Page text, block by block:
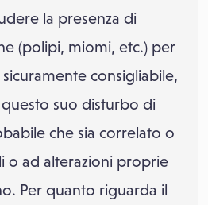
la presenza di
(polipi, miomi, etc.) per
consigliabile,
suo disturbo di
che sia correlato o
o ad alterazioni proprie
Per quanto riguarda il